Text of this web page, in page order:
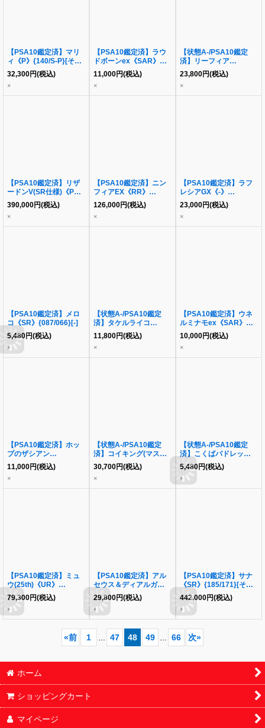
【PSA10鑑定済】マリ
ィ《P》{140/S-P}[その
他]
32,300円(税込)
×
【PSA10鑑定済】ラウ
ドボーンex《SAR》
{097/073}[その他]
11,000円(税込)
×
【状態A-/PSA10鑑定
済】リーフィア
GX《HR》{073/066}[そ
の他]
23,800円(税込)
×
【PSA10鑑定済】リザ
ードンV(SR仕様)《P》
{103/S-P}[その他]
390,000円(税込)
×
【PSA10鑑定済】ニン
フィアEX《RR》
{025/032}[その他]
126,000円(税込)
×
【PSA10鑑定済】ラフ
レシアGX《-》
{062/049}[-]
23,000円(税込)
×
【PSA10鑑定済】メロ
コ《SR》{087/066}[-]
5,480円(税込)
×
【状態A-/PSA10鑑定
済】タケルライコ
ex《SAR》{095/071}[-]
11,800円(税込)
×
【PSA10鑑定済】ウネ
ルミナモex《SAR》
{094/071}[-]
10,000円(税込)
×
【PSA10鑑定済】ホッ
プのザシアン
ex《SAR》{128/100}[-]
11,000円(税込)
×
【状態A-/PSA10鑑定
済】コイキング(マスタ
ーボールミラー)《C》
{129/165}[-]
30,700円(税込)
×
【状態A-/PSA10鑑定
済】こくばバドレックス
V(SA)《SR》{076/070}
[その他]
5,480円(税込)
×
【PSA10鑑定済】ミュ
ウ(25th)《UR》
{030/028}[その他]
79,300円(税込)
×
【PSA10鑑定済】アル
セウス＆ディアルガ＆パ
ルキアGX《HR》
{112/095}[-]
29,800円(税込)
×
【PSA10鑑定済】サナ
《SR》{185/171}[その
他]
442,000円(税込)
×
«前 1 ... 47 48 49 ... 66 次»
ホーム
ショッピングカート
マイページ